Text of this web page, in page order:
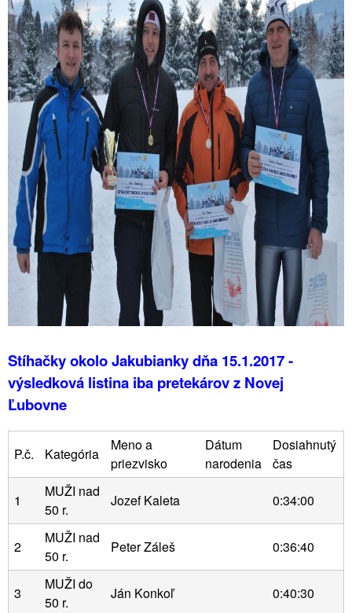
Stíhačky okolo Jakubianky dňa 15.1.2017 -
výsledková listina iba pretekárov z Novej
Ľubovne
P.č. Kategória
Meno a
priezvisko
Dátum
narodenia
Dosiahnutý
čas
1
MUŽI nad
50 r.
Jozef Kaleta 0:34:00
2
MUŽI nad
50 r.
Peter Záleš 0:36:40
3
MUŽI do
50 r.
Ján Konkoľ 0:40:30